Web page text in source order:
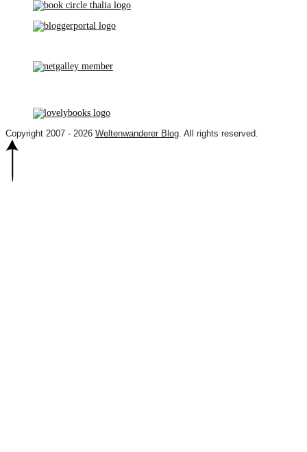
Copyright 2007 - 2026 Weltenwanderer Blog . All rights reserved.